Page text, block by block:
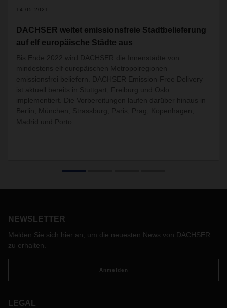
14.05.2021
DACHSER weitet emissionsfreie Stadtbelieferung
auf elf europäische Städte aus
Bis Ende 2022 wird DACHSER die Innenstädte von
mindestens elf europäischen Metropolregionen
emissionsfrei beliefern. DACHSER Emission-Free Delivery
ist aktuell bereits in Stuttgart, Freiburg und Oslo
implementiert. Die Vorbereitungen laufen darüber hinaus in
Berlin, München, Strassburg, Paris, Prag, Kopenhagen,
Madrid und Porto.
NEWSLETTER
Melden Sie sich hier an, um die neuesten News von DACHSER
zu erhalten.
Anmelden
LEGAL